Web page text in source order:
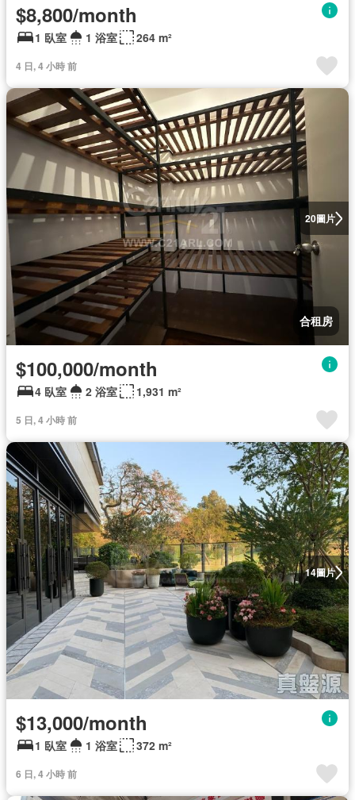
$8,800/month
1 臥室 1 浴室 264 m²
4 日, 4 小時 前
20圖片
合租房
$100,000/month
4 臥室 2 浴室 1,931 m²
5 日, 4 小時 前
14圖片
$13,000/month
1 臥室 1 浴室 372 m²
6 日, 4 小時 前